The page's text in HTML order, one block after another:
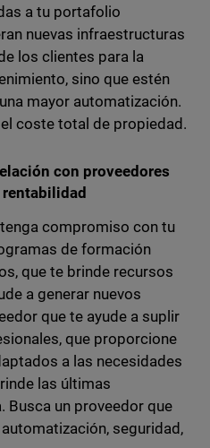
a tu portafolio
nuevas infraestructuras
los clientes para la
sino que estén
mayor automatización.
coste total de propiedad.
con proveedores
compromiso con tu
de formación
que te brinde recursos
a generar nuevos
que te ayude a suplir
que proporcione
a las necesidades
las últimas
Busca un proveedor que
seguridad,